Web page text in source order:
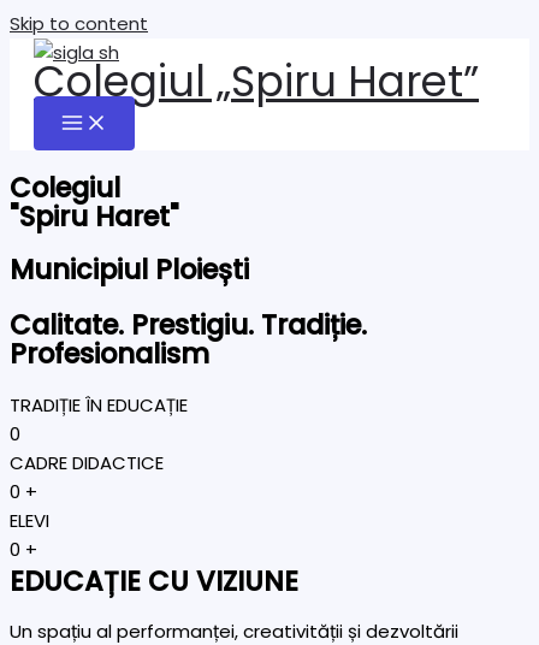
Skip to content
Colegiul „Spiru Haret”
Colegiul
"Spiru Haret"
Municipiul Ploiești
Calitate. Prestigiu. Tradiție.
Profesionalism
TRADIȚIE ÎN EDUCAȚIE
0
CADRE DIDACTICE
0 +
ELEVI
0 +
EDUCAȚIE CU VIZIUNE
Un spațiu al performanței, creativității și dezvoltării